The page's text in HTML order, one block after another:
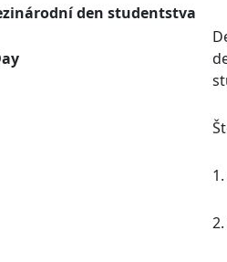
den studentstva